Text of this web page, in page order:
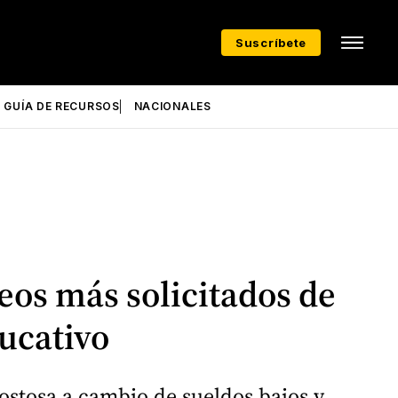
Suscríbete
GUÍA DE RECURSOS NACIONALES
más solicitados de